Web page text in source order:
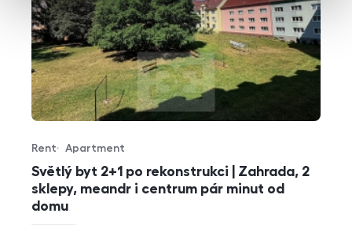
Světlý byt 2+1 po rekonstrukci | Zahrada, 2
sklepy, meandr i centrum pár minut od
domu
Offer type
Rent
Property type
Apartment